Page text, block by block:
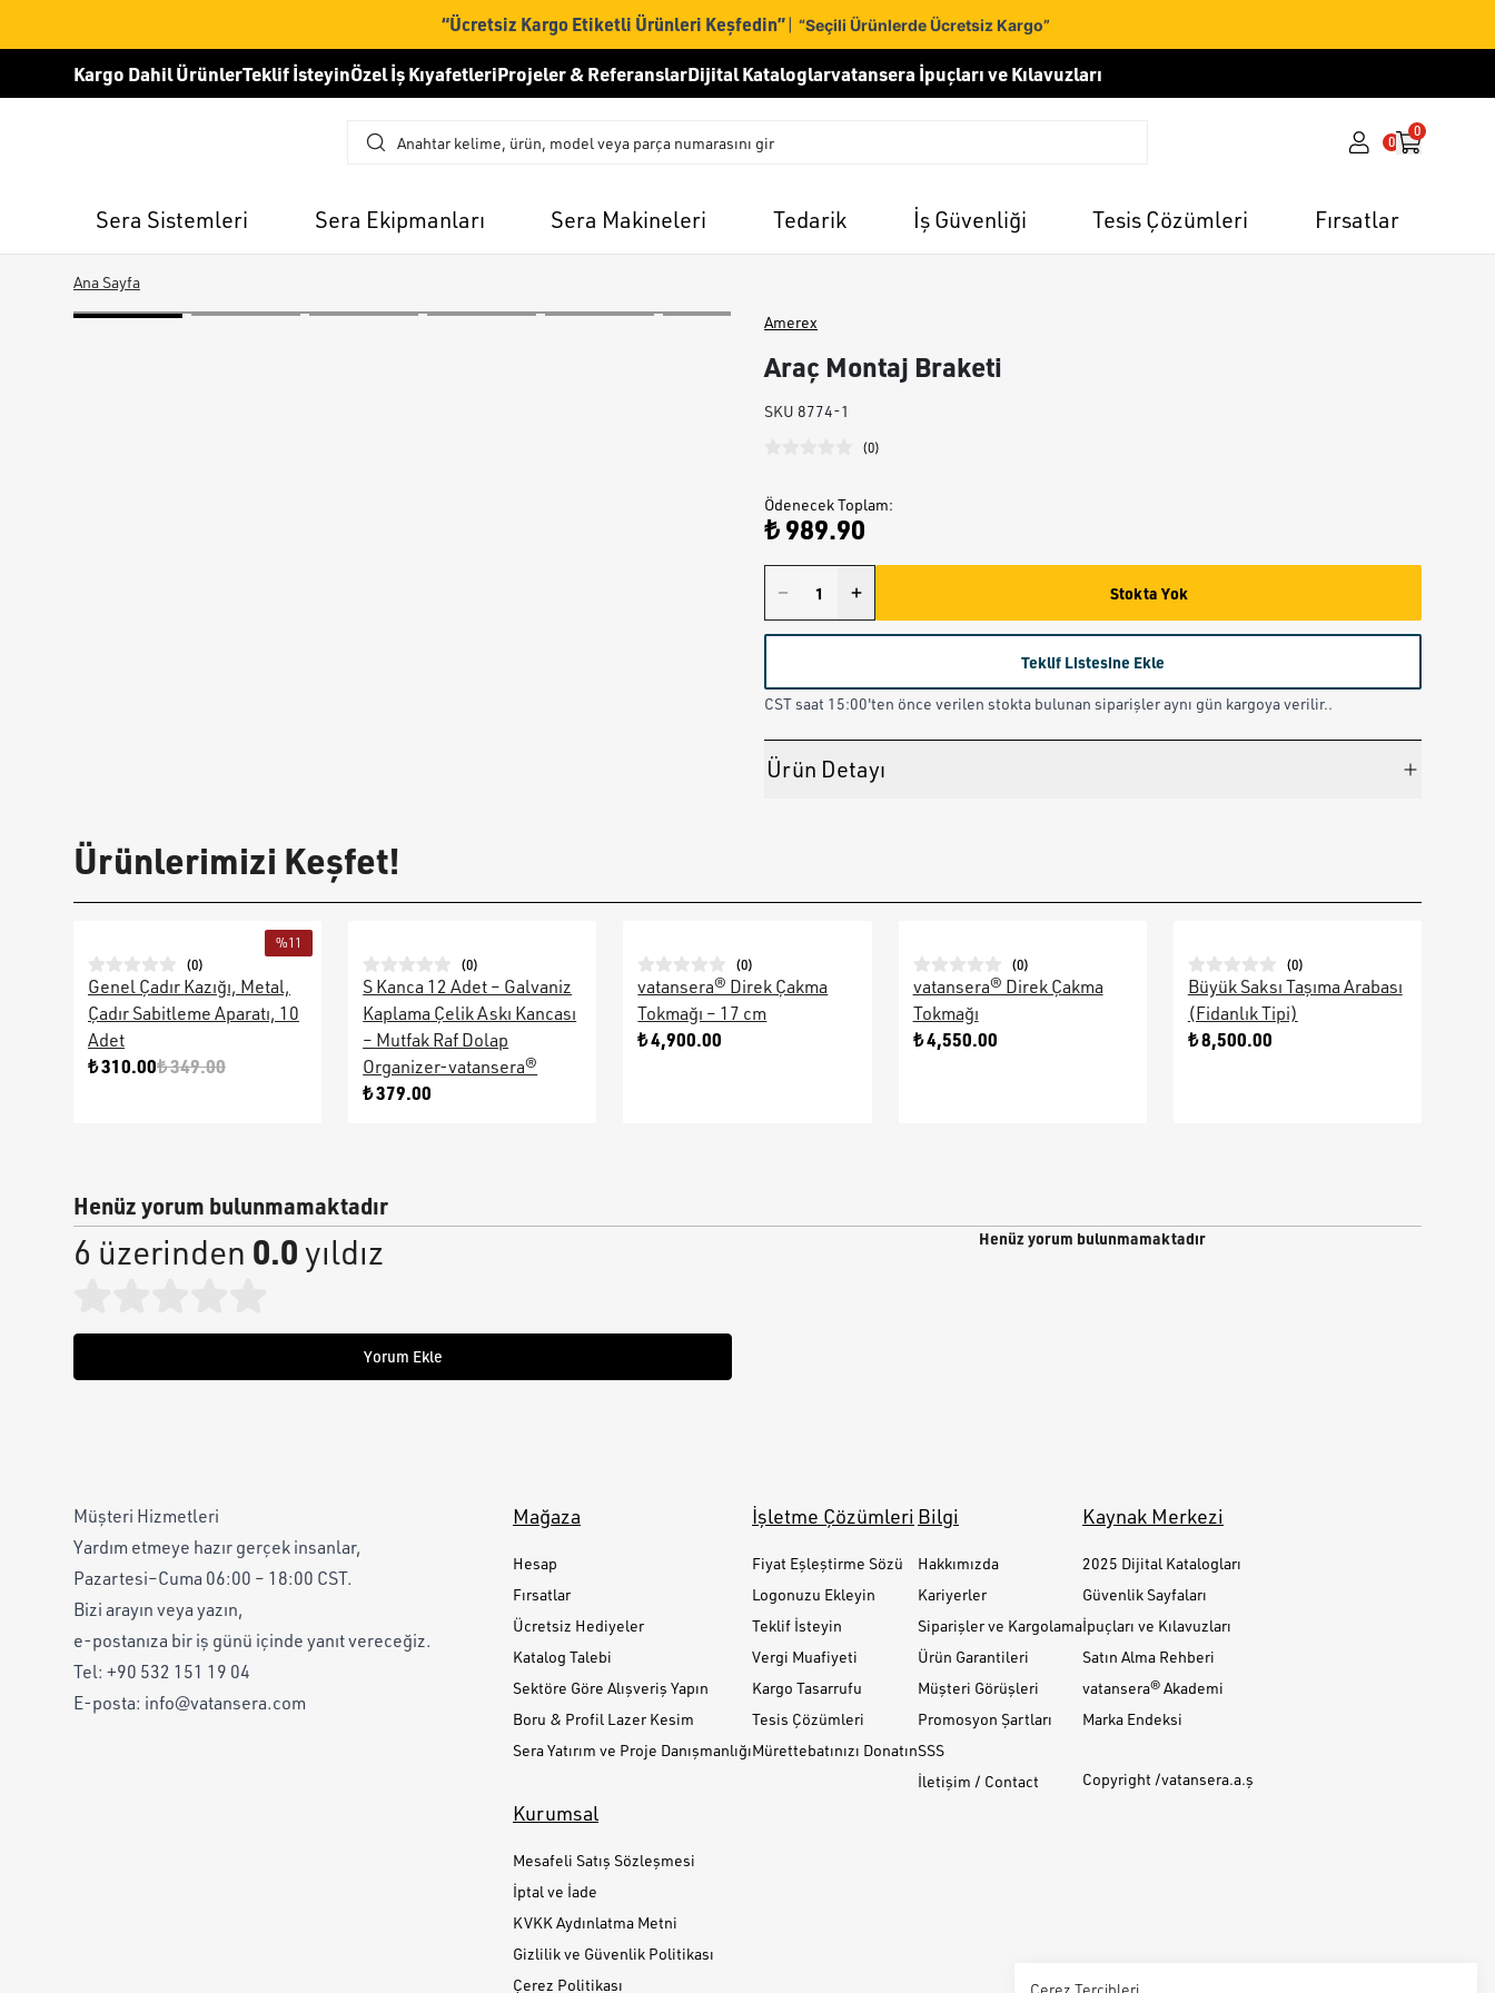
Çerez Tercihleri
“Ücretsiz Kargo Etiketli Ürünleri Keşfedin”| “Seçili Ürünlerde Ücretsiz Kargo”
Kargo Dahil ÜrünlerTeklif İsteyinÖzel İş KıyafetleriProjeler & ReferanslarDijital Kataloglarvatansera İpuçları ve Kılavuzları
0
0
Sera Sistemleri Sera Ekipmanları Sera Makineleri Tedarik İş Güvenliği Tesis Çözümleri Fırsatlar
Ana Sayfa
Amerex
Araç Montaj Braketi
SKU 8774-1
(0)
Ödenecek Toplam:
₺ 989.90
Stokta Yok
Teklif Listesine Ekle
CST saat 15:00'ten önce verilen stokta bulunan siparişler aynı gün kargoya verilir..
Ürün Detayı
Ürünlerimizi Keşfet!
%11
(0)
Genel Çadır Kazığı, Metal,
Çadır Sabitleme Aparatı, 10
Adet
₺ 310.00₺ 349.00
(0)
S Kanca 12 Adet – Galvaniz
Kaplama Çelik Askı Kancası
– Mutfak Raf Dolap
Organizer-vatansera®
₺ 379.00
(0)
vatansera® Direk Çakma
Tokmağı – 17 cm
₺ 4,900.00
(0)
vatansera® Direk Çakma
Tokmağı
₺ 4,550.00
(0)
Büyük Saksı Taşıma Arabası
(Fidanlık Tipi)
₺ 8,500.00
Henüz yorum bulunmamaktadır
6 üzerinden 0.0yıldız
Yorum Ekle
Henüz yorum bulunmamaktadır
Müşteri Hizmetleri
Yardım etmeye hazır gerçek insanlar,
Pazartesi–Cuma 06:00 – 18:00 CST.
Bizi arayın veya yazın,
e-postanıza bir iş günü içinde yanıt vereceğiz.
Tel: +90 532 151 19 04
E-posta: info@vatansera.com
Mağaza
Hesap
Fırsatlar
Ücretsiz Hediyeler
Katalog Talebi
Sektöre Göre Alışveriş Yapın
Boru & Profil Lazer Kesim
Sera Yatırım ve Proje Danışmanlığı
İşletme Çözümleri
Fiyat Eşleştirme Sözü
Logonuzu Ekleyin
Teklif İsteyin
Vergi Muafiyeti
Kargo Tasarrufu
Tesis Çözümleri
Mürettebatınızı Donatın
Bilgi
Hakkımızda
Kariyerler
Siparişler ve Kargolama
Ürün Garantileri
Müşteri Görüşleri
Promosyon Şartları
SSS
İletişim / Contact
Kaynak Merkezi
2025 Dijital Katalogları
Güvenlik Sayfaları
İpuçları ve Kılavuzları
Satın Alma Rehberi
vatansera® Akademi
Marka Endeksi
Copyright /vatansera.a.ş
Kurumsal
Mesafeli Satış Sözleşmesi
İptal ve İade
KVKK Aydınlatma Metni
Gizlilik ve Güvenlik Politikası
Çerez Politikası